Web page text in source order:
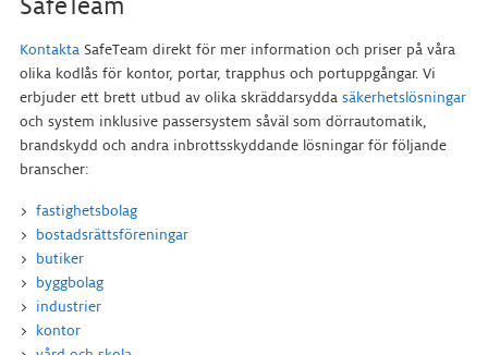
KontaktaSafeTeam direkt för mer information och priser på våra
olika kodlås för kontor, portar, trapphus och portuppgångar. Vi
erbjuder ett brett utbud av olika skräddarsydda säkerhetslösningar
och system inklusive passersystem såväl som dörrautomatik,
brandskydd och andra inbrottsskyddande lösningar för följande
branscher:
fastighetsbolag
bostadsrättsföreningar
butiker
byggbolag
industrier
kontor